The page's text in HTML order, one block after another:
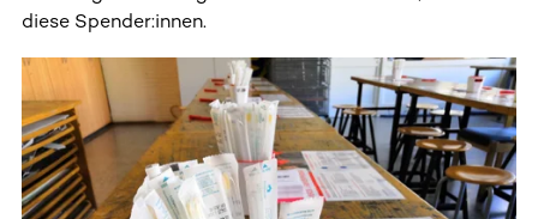
diese Spender:innen.